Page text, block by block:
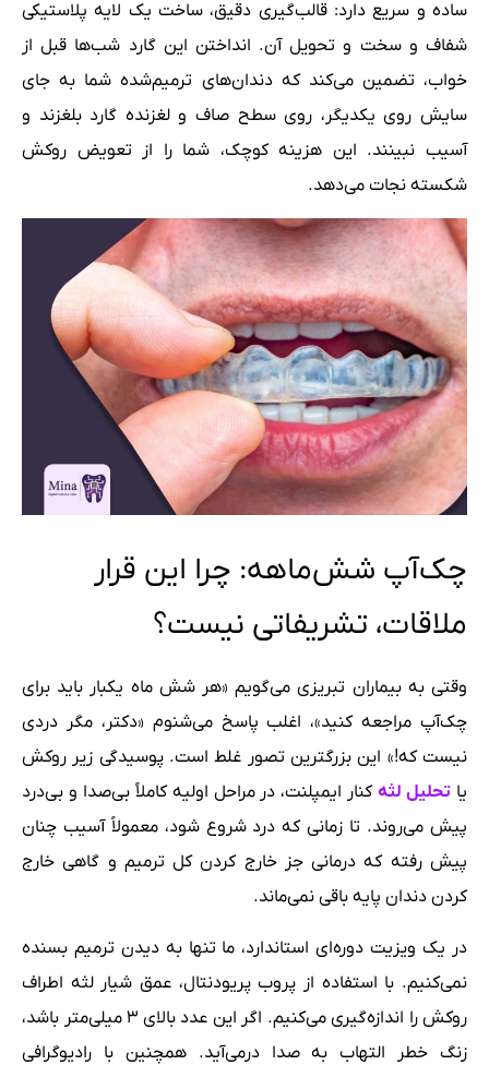
ساده و سریع دارد: قالب‌گیری دقیق، ساخت یک لایه پلاستیکی
شفاف و سخت و تحویل آن. انداختن این گارد شب‌ها قبل از
خواب، تضمین می‌کند که دندان‌های ترمیم‌شده شما به جای
سایش روی یکدیگر، روی سطح صاف و لغزنده گارد بلغزند و
آسیب نبینند. این هزینه کوچک، شما را از تعویض روکش
شکسته نجات می‌دهد.
چک‌آپ شش‌ماهه: چرا این قرار
ملاقات، تشریفاتی نیست؟
وقتی به بیماران تبریزی می‌گویم «هر شش ماه یکبار باید برای
چک‌آپ مراجعه کنید»، اغلب پاسخ می‌شنوم «دکتر، مگر دردی
نیست که!» این بزرگترین تصور غلط است. پوسیدگی زیر روکش
یا تحلیل لثهکنار ایمپلنت، در مراحل اولیه کاملاً بی‌صدا و بی‌درد
پیش می‌روند. تا زمانی که درد شروع شود، معمولاً آسیب چنان
پیش رفته که درمانی جز خارج کردن کل ترمیم و گاهی خارج
کردن دندان پایه باقی نمی‌ماند.
در یک ویزیت دوره‌ای استاندارد، ما تنها به دیدن ترمیم بسنده
نمی‌کنیم. با استفاده از پروب پریودنتال، عمق شیار لثه اطراف
روکش را اندازه‌گیری می‌کنیم. اگر این عدد بالای ۳ میلی‌متر باشد،
زنگ خطر التهاب به صدا درمی‌آید. همچنین با رادیوگرافی